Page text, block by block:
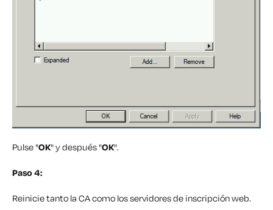
Pulse "OK" y después "OK".
Paso 4:
Reinicie tanto la CA como los servidores de inscripción web.